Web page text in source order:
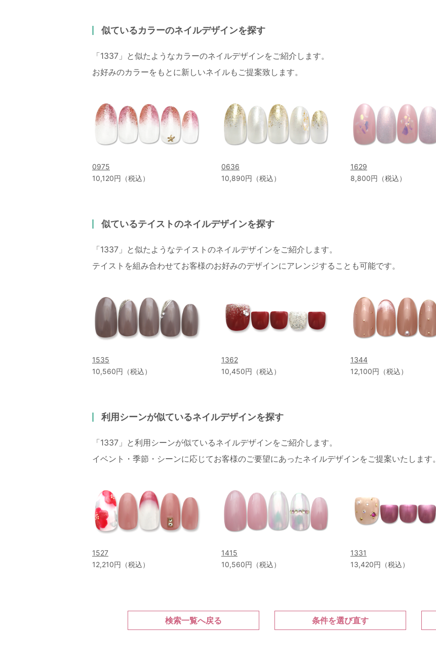
似ているカラーのネイルデザインを探す
「1337」と似たようなカラーのネイルデザインをご紹介します。
お好みのカラーをもとに新しいネイルもご提案致します。
0975
10,120円（税込）
0636
10,890円（税込）
1629
8,800円（税込）
似ているテイストのネイルデザインを探す
「1337」と似たようなテイストのネイルデザインをご紹介します。
テイストを組み合わせてお客様のお好みのデザインにアレンジすることも可能です。
1535
10,560円（税込）
1362
10,450円（税込）
1344
12,100円（税込）
利用シーンが似ているネイルデザインを探す
「1337」と利用シーンが似ているネイルデザインをご紹介します。
イベント・季節・シーンに応じてお客様のご要望にあったネイルデザインをご提案いたします。
1527
12,210円（税込）
1415
10,560円（税込）
1331
13,420円（税込）
検索一覧へ戻る 条件を選び直す